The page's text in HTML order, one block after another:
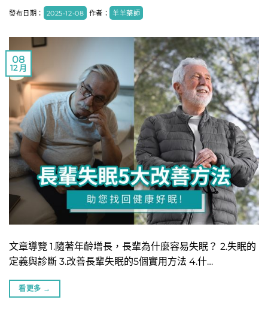
發布日期： 2025-12-08 作者： 羊羊藥師
08
12 月
文章導覽 1.隨著年齡增長，長輩為什麼容易失眠？ 2.失眠的
定義與診斷 3.改善長輩失眠的5個實用方法 4.什…
看更多 →